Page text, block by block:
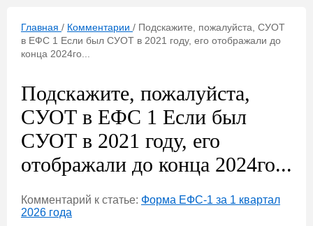
Главная / Комментарии / Подскажите, пожалуйста, СУОТ
в ЕФС 1 Если был СУОТ в 2021 году, его отображали до
конца 2024го...
Подскажите, пожалуйста,
СУОТ в ЕФС 1 Если был
СУОТ в 2021 году, его
отображали до конца 2024го...
Комментарий к статье: Форма ЕФС-1 за 1 квартал
2026 года